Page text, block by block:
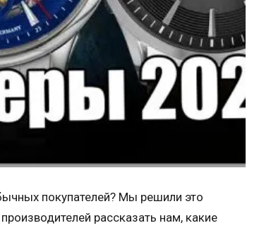
покупателей? Мы решили это
рассказать нам, какие